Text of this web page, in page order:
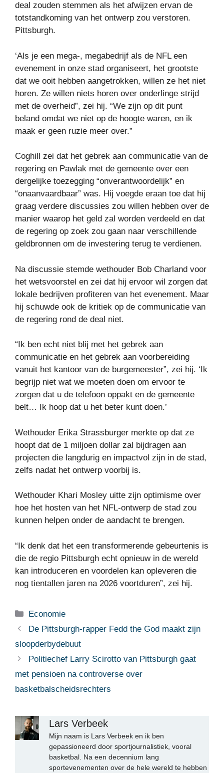
deal zouden stemmen als het afwijzen ervan de
totstandkoming van het ontwerp zou verstoren.
Pittsburgh.
‘Als je een mega-, megabedrijf als de NFL een
evenement in onze stad organiseert, het grootste
dat we ooit hebben aangetrokken, willen ze het niet
horen. Ze willen niets horen over onderlinge strijd
met de overheid”, zei hij. “We zijn op dit punt
beland omdat we niet op de hoogte waren, en ik
maak er geen ruzie meer over.”
Coghill zei dat het gebrek aan communicatie van de
regering en Pawlak met de gemeente over een
dergelijke toezegging “onverantwoordelijk” en
“onaanvaardbaar” was. Hij voegde eraan toe dat hij
graag verdere discussies zou willen hebben over de
manier waarop het geld zal worden verdeeld en dat
de regering op zoek zou gaan naar verschillende
geldbronnen om de investering terug te verdienen.
Na discussie stemde wethouder Bob Charland voor
het wetsvoorstel en zei dat hij ervoor wil zorgen dat
lokale bedrijven profiteren van het evenement. Maar
hij schuwde ook de kritiek op de communicatie van
de regering rond de deal niet.
“Ik ben echt niet blij met het gebrek aan
communicatie en het gebrek aan voorbereiding
vanuit het kantoor van de burgemeester”, zei hij. ‘Ik
begrijp niet wat we moeten doen om ervoor te
zorgen dat u de telefoon oppakt en de gemeente
belt… Ik hoop dat u het beter kunt doen.’
Wethouder Erika Strassburger merkte op dat ze
hoopt dat de 1 miljoen dollar zal bijdragen aan
projecten die langdurig en impactvol zijn in de stad,
zelfs nadat het ontwerp voorbij is.
Wethouder Khari Mosley uitte zijn optimisme over
hoe het hosten van het NFL-ontwerp de stad zou
kunnen helpen onder de aandacht te brengen.
“Ik denk dat het een transformerende gebeurtenis is
die de regio Pittsburgh echt opnieuw in de wereld
kan introduceren en voordelen kan opleveren die
nog tientallen jaren na 2026 voortduren”, zei hij.
Categorieën
Economie
De Pittsburgh-rapper Fedd the God maakt zijn
sloopderbydebuut
Politiechef Larry Scirotto van Pittsburgh gaat
met pensioen na controverse over
basketbalscheidsrechters
Lars Verbeek
Mijn naam is Lars Verbeek en ik ben
gepassioneerd door sportjournalistiek, vooral
basketbal. Na een decennium lang
sportevenementen over de hele wereld te hebben